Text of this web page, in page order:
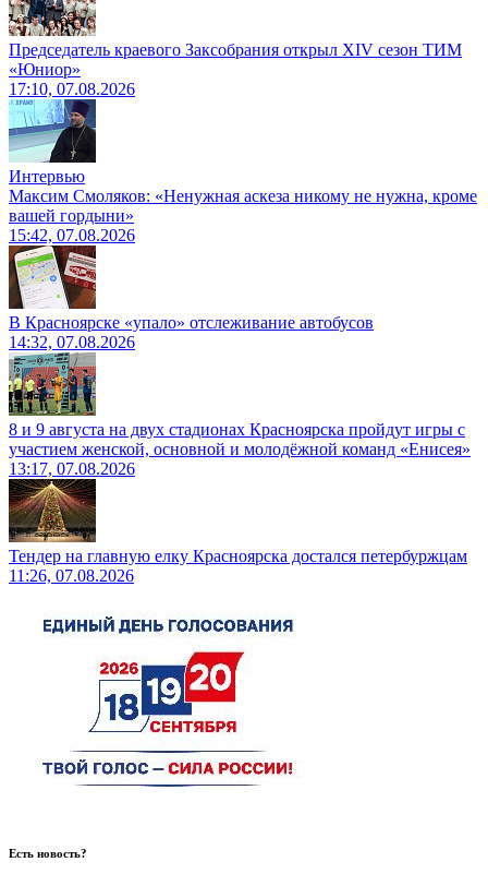
Председатель краевого Заксобрания открыл XIV сезон ТИМ
«Юниор»
17:10, 07.08.2026
Интервью
Максим Смоляков: «Ненужная аскеза никому не нужна, кроме
вашей гордыни»
15:42, 07.08.2026
В Красноярске «упало» отслеживание автобусов
14:32, 07.08.2026
8 и 9 августа на двух стадионах Красноярска пройдут игры с
участием женской, основной и молодёжной команд «Енисея»
13:17, 07.08.2026
Тендер на главную елку Красноярска достался петербуржцам
11:26, 07.08.2026
Есть новость?